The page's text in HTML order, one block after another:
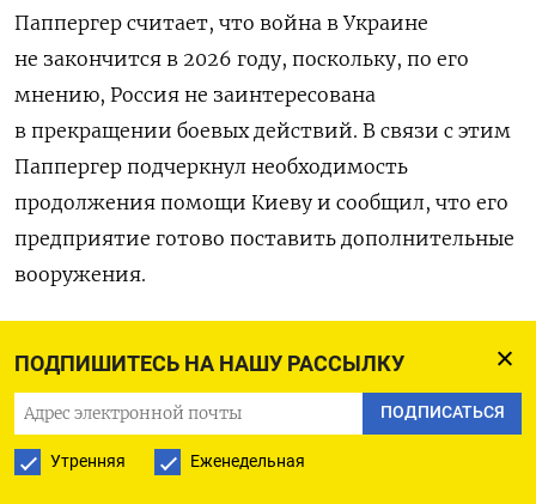
ПОДПИШИТЕСЬ НА НАШУ РАССЫЛКУ
ПОДПИСАТЬСЯ
Утренняя Еженедельная
Паппергер считает, что война в Украине
не закончится в 2026 году, поскольку, по его
мнению, Россия не заинтересована
в прекращении боевых действий. В связи с этим
Паппергер подчеркнул необходимость
продолжения помощи Киеву и сообщил, что его
предприятие готово поставить дополнительные
вооружения.
На данный момент мы производим больше
боеприпасов, чем предусмотрено в заключённых
с Украиной контрактах», — заявил
он в интервью берлинской медиаплатформе